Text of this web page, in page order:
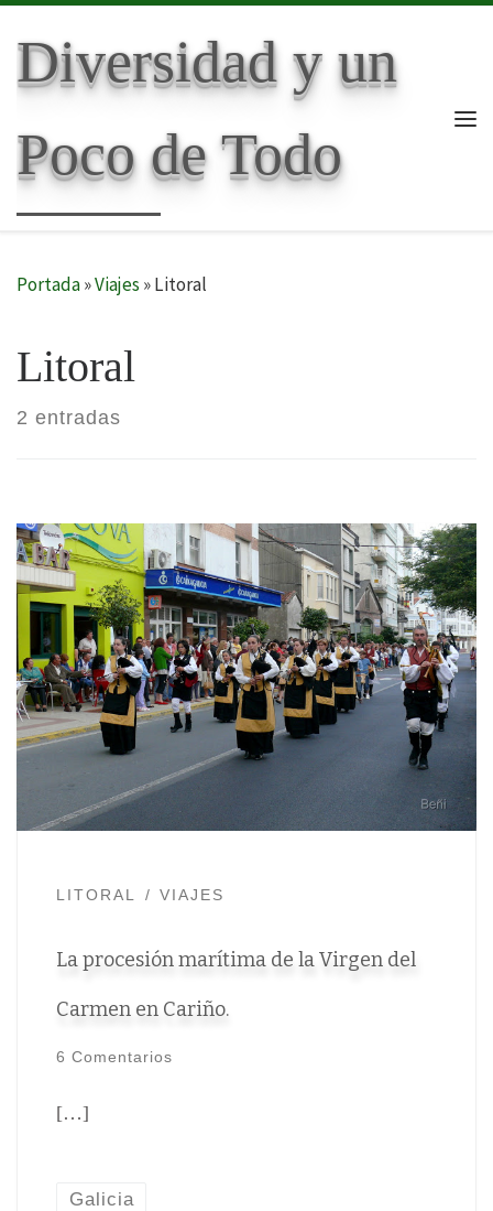
Diversidad y un
Poco de Todo
Portada»Viajes »Litoral
Litoral
2 entradas
LITORAL VIAJES
La procesión marítima de la Virgen del
Carmen en Cariño.
6 Comentarios
[…]
Galicia